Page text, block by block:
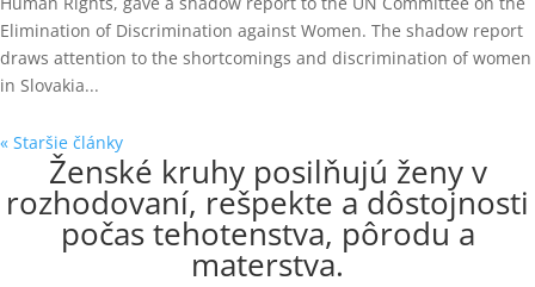
Elimination of Discrimination against Women. The shadow report
draws attention to the shortcomings and discrimination of women
in Slovakia...
« Staršie články
Ženské kruhy posilňujú ženy v
rozhodovaní, rešpekte a dôstojnosti
počas tehotenstva, pôrodu a
materstva.